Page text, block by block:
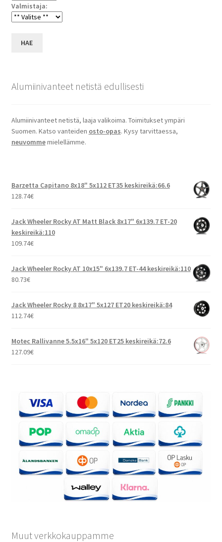
Valmistaja:
HAE
Alumiinivanteet netistä edullisesti
Alumiinivanteet netistä, laaja valikoima. Toimitukset ympäri
Suomen. Katso vanteiden osto-opas. Kysy tarvittaessa,
neuvommemielellämme.
Barzetta Capitano 8x18" 5x112 ET35 keskireikä:66.6
128.74€
Jack Wheeler Rocky AT Matt Black 8x17" 6x139.7 ET-20
keskireikä:110
109.74€
Jack Wheeler Rocky AT 10x15" 6x139.7 ET-44 keskireikä:110
80.73€
Jack Wheeler Rocky 8 8x17" 5x127 ET20 keskireikä:84
112.74€
Motec Rallivanne 5.5x16" 5x120 ET25 keskireikä:72.6
127.09€
Muut verkkokauppamme